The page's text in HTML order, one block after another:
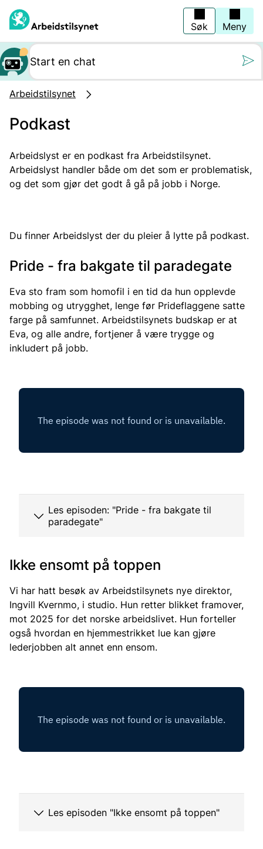
hovedinnhold
Søk Meny
Arbeidstilsynet
Podkast
Arbeidslyst er en podkast fra Arbeidstilsynet.
Arbeidslyst handler både om det som er problematisk,
og det som gjør det godt å gå på jobb i Norge.
Du finner Arbeidslyst der du pleier å lytte på podkast.
Pride - fra bakgate til paradegate
Eva sto fram som homofil i en tid da hun opplevde
mobbing og utrygghet, lenge før Prideflaggene satte
farge på samfunnet. Arbeidstilsynets budskap er at
Eva, og alle andre, fortjener å være trygge og
inkludert på jobb.
Les episoden: "Pride - fra bakgate til
paradegate"
Ikke ensomt på toppen
Vi har hatt besøk av Arbeidstilsynets nye direktor,
Ingvill Kvernmo, i studio. Hun retter blikket framover,
mot 2025 for det norske arbeidslivet. Hun forteller
også hvordan en hjemmestrikket lue kan gjøre
lederjobben alt annet enn ensom.
Les episoden "Ikke ensomt på toppen"